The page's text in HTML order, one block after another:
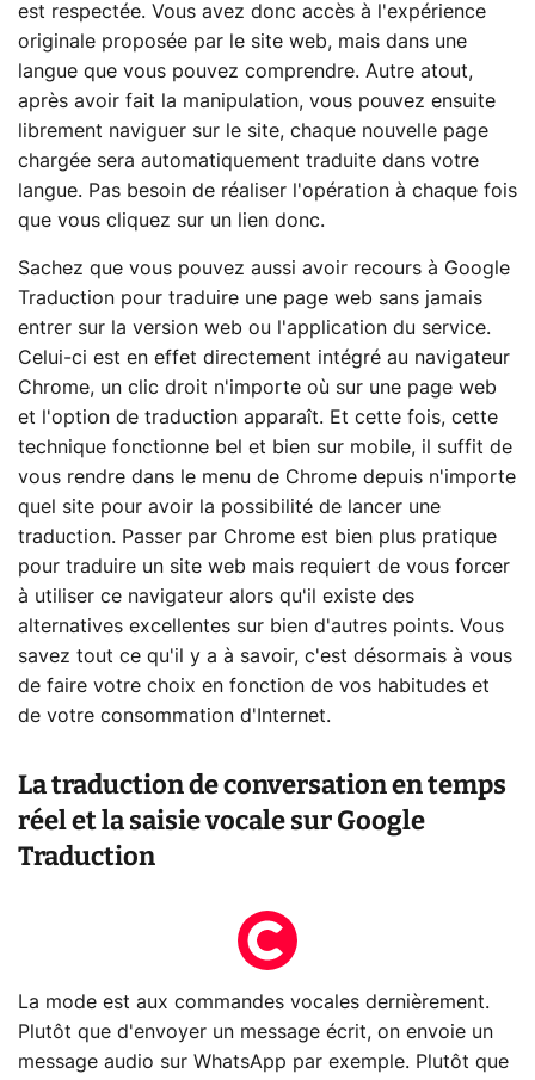
est respectée. Vous avez donc accès à l'expérience
originale proposée par le site web, mais dans une
langue que vous pouvez comprendre. Autre atout,
après avoir fait la manipulation, vous pouvez ensuite
librement naviguer sur le site, chaque nouvelle page
chargée sera automatiquement traduite dans votre
langue. Pas besoin de réaliser l'opération à chaque fois
que vous cliquez sur un lien donc.
Sachez que vous pouvez aussi avoir recours à Google
Traduction pour traduire une page web sans jamais
entrer sur la version web ou l'application du service.
Celui-ci est en effet directement intégré au navigateur
Chrome, un clic droit n'importe où sur une page web
et l'option de traduction apparaît. Et cette fois, cette
technique fonctionne bel et bien sur mobile, il suffit de
vous rendre dans le menu de Chrome depuis n'importe
quel site pour avoir la possibilité de lancer une
traduction. Passer par Chrome est bien plus pratique
pour traduire un site web mais requiert de vous forcer
à utiliser ce navigateur alors qu'il existe des
alternatives excellentes sur bien d'autres points. Vous
savez tout ce qu'il y a à savoir, c'est désormais à vous
de faire votre choix en fonction de vos habitudes et
de votre consommation d'Internet.
La traduction de conversation en temps
réel et la saisie vocale sur Google
Traduction
La mode est aux commandes vocales dernièrement.
Plutôt que d'envoyer un message écrit, on envoie un
message audio sur WhatsApp par exemple. Plutôt que